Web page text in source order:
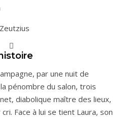
par une nuit de
pénombre du salon, trois
diabolique maître des lieux,
Face à lui se tient Laura, son